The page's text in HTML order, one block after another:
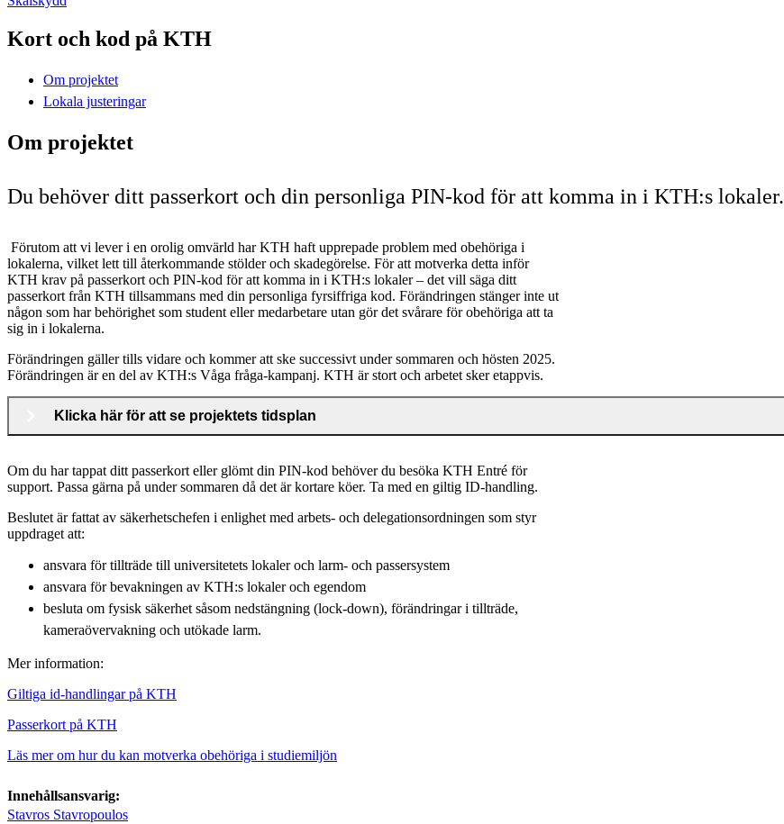
Kort och kod på KTH
Om projektet
Lokala justeringar
Om projektet
Du behöver ditt passerkort och din personliga PIN-kod för att komma in i KTH:s lokaler.
Förutom att vi lever i en orolig omvärld har KTH haft upprepade problem med obehöriga i
lokalerna, vilket lett till återkommande stölder och skadegörelse. För att motverka detta inför
KTH krav på passerkort och PIN-kod för att komma in i KTH:s lokaler – det vill säga ditt
passerkort från KTH tillsammans med din personliga fyrsiffriga kod. Förändringen stänger inte ut
någon som har behörighet som student eller medarbetare utan gör det svårare för obehöriga att ta
sig in i lokalerna.
Förändringen gäller tills vidare och kommer att ske successivt under sommaren och hösten 2025.
Förändringen är en del av KTH:s Våga fråga-kampanj. KTH är stort och arbetet sker etappvis.
Klicka här för att se projektets tidsplan
Om du har tappat ditt passerkort eller glömt din PIN-kod behöver du besöka KTH Entré för
support. Passa gärna på under sommaren då det är kortare köer. Ta med en giltig ID-handling.
Beslutet är fattat av säkerhetschefen i enlighet med arbets- och delegationsordningen som styr
uppdraget att:
ansvara för tillträde till universitetets lokaler och larm- och passersystem
ansvara för bevakningen av KTH:s lokaler och egendom
besluta om fysisk säkerhet såsom nedstängning (lock-down), förändringar i tillträde,
kameraövervakning och utökade larm.
Mer information:
Giltiga id-handlingar på KTH
Passerkort på KTH
Läs mer om hur du kan motverka obehöriga i studiemiljön
Innehållsansvarig:
Stavros Stavropoulos